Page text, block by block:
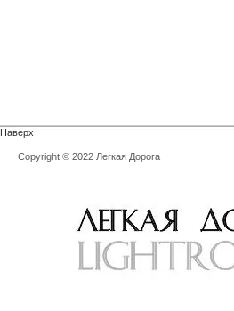
Наверх
Copyright © 2022 Легкая Дорога